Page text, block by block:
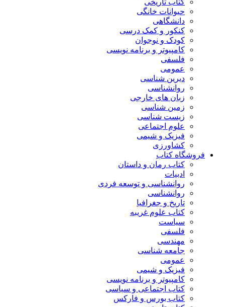
حیوانات خانگی
دانشگاهی
کنکور و کمک‌ درسی
کودک و نوجوان
کامپیوتر و برنامه نویسی
فلسفی
عمومی
دیرین شناسی
روانشناسی
زبان های خارجی
زمین شناسی
زیست شناسی
علوم اجتماعی
فیزیک و شیمی
کشاورزی
فروشگاه کتاب
کتاب رمان و داستان
ادبیات
روانشناسی و توسعه فردی
روانشناسی
تاریخ و جغرافیا
کتاب علوم غریبه
سیاست
فلسفی
مهندسی
جامعه شناسی
عمومی
فیزیک و شیمی
کامپیوتر و برنامه نویسی
کتاب اجتماعی و سیاسی
کتاب بورس و فارکس